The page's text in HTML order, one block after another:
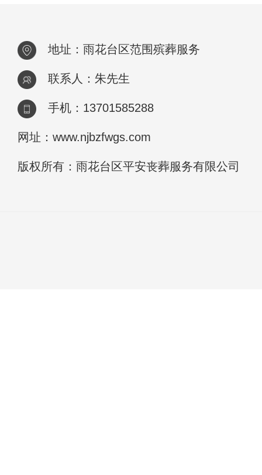
地址：雨花台区范围殡葬服务
联系人：朱先生
手机：13701585288
网址：www.njbzfwgs.com
版权所有：雨花台区平安丧葬服务有限公司